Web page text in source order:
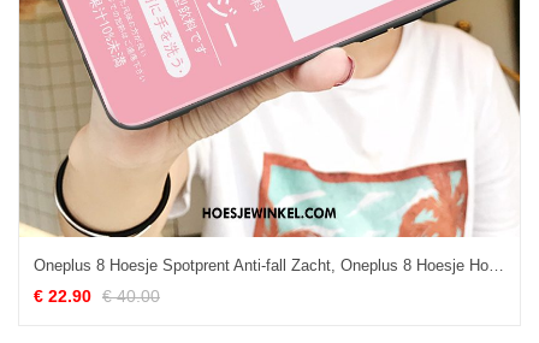
Oneplus 8 Hoesje Spotprent Anti-fall Zacht, Oneplus 8 Hoesje Hoes Mobiele Telefoon
€ 22.90 € 40.00